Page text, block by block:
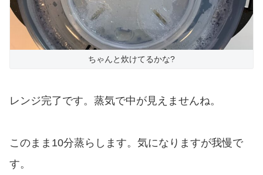
ちゃんと炊けてるかな?
レンジ完了です。蒸気で中が見えませんね。
このまま10分蒸らします。気になりますが我慢で
す。